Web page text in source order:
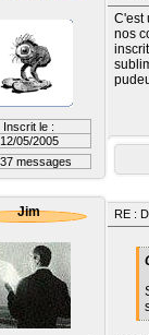
Inscrit le :
12/05/2005
messages
C'est
nos
Jim RE :